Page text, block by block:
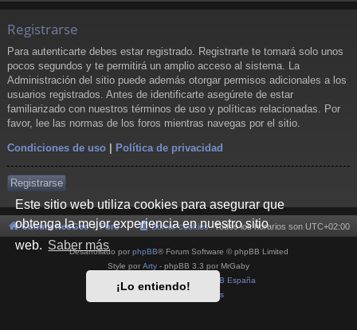
Este sitio web utiliza cookies para asegurar que
obtenga la mejor experiencia en nuestro sitio
web. Saber más
¡Lo entiendo!
Registrarse
Para autenticarte debes estar registrado. Registrarte te tomará solo unos
pocos segundos y te permitirá un amplio acceso al sistema. La
Administración del sitio puede además otorgar permisos adicionales a los
usuarios registrados. Antes de identificarte asegúrete de estar
familiarizado con nuestros términos de uso y políticas relacionadas. Por
favor, lee las normas de los foros mientras navegas por el sitio.
Condiciones de uso Política de privacidad
Registrarse
Cultura NeoGeo Foro Todos los horarios son UTC+02:00
Borrar cookies
Desarrollado por phpBB® Forum Software © phpBB Limited
Style por Arty - phpBB 3.3 por MrGaby
phpBB España
Condiciones